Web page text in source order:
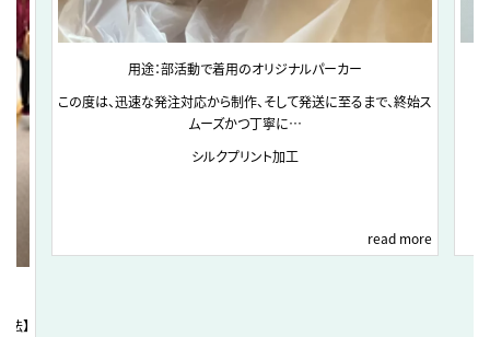
法】
用途：部活動で着用のオリジナルパーカー
この度は、迅速な発注対応から制作、そして発送に至るまで、終始ス
ムーズかつ丁寧に…
シルクプリント加工
read more